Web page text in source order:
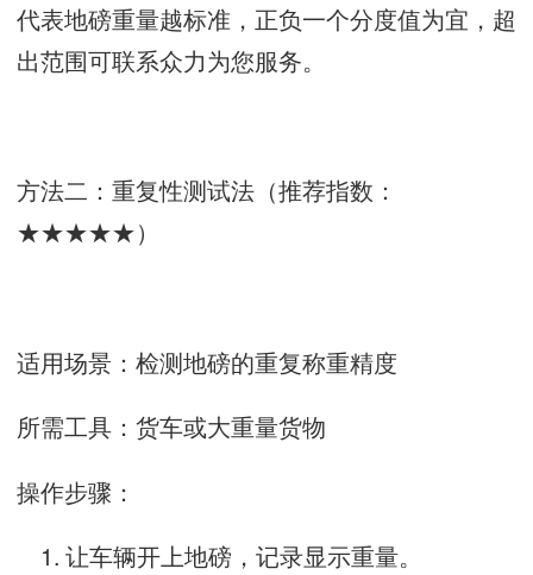
代表地磅重量越标准，正负一个分度值为宜，超
出范围可联系众力为您服务。
方法二：重复性测试法（推荐指数：
★★★★★）
适用场景：检测地磅的重复称重精度
所需工具：货车或大重量货物
操作步骤：
1. 让车辆开上地磅，记录显示重量。